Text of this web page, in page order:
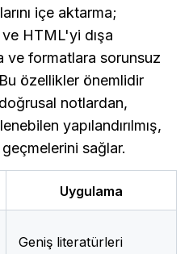
içe aktarma;
HTML'yi dışa
ve formatlara sorunsuz
özellikler önemlidir
notlardan,
yapılandırılmış,
sağlar.
Uygulama
Geniş literatürleri